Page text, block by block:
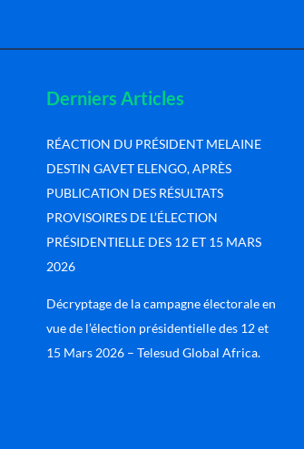
Derniers Articles
RÉACTION DU PRÉSIDENT MELAINE
DESTIN GAVET ELENGO, APRÈS
PUBLICATION DES RÉSULTATS
PROVISOIRES DE L’ÉLECTION
PRÉSIDENTIELLE DES 12 ET 15 MARS
2026
Décryptage de la campagne électorale en
vue de l’élection présidentielle des 12 et
15 Mars 2026 – Telesud Global Africa.